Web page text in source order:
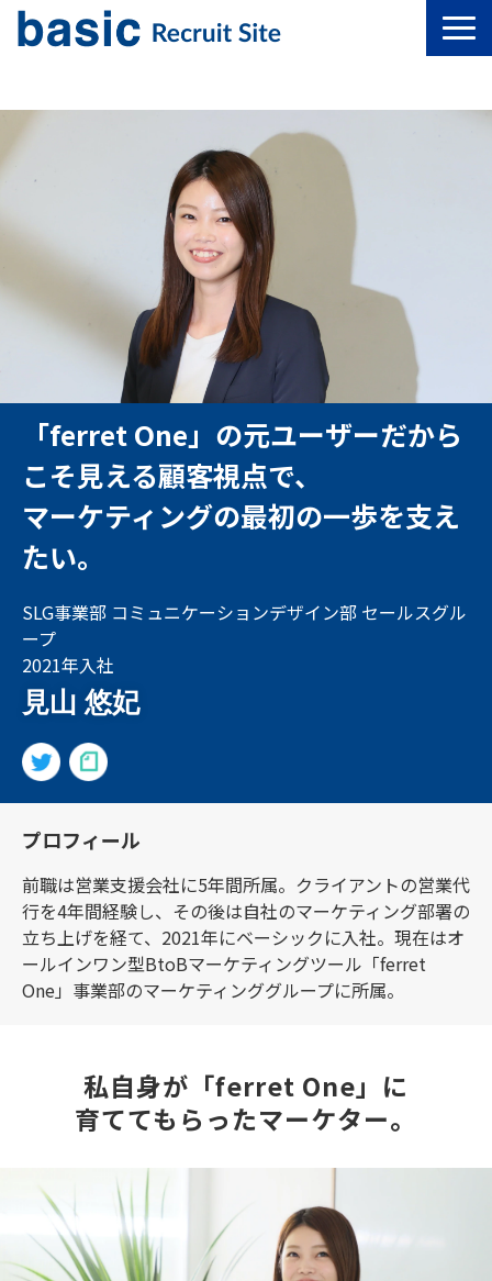
メンバー紹介
「ferret One」の元ユーザーだから
こそ見える顧客視点で、
マーケティングの最初の一歩を支え
たい。
SLG事業部 コミュニケーションデザイン部 セールスグル
ープ
2021年入社
見山 悠妃
プロフィール
前職は営業支援会社に5年間所属。クライアントの営業代
行を4年間経験し、その後は自社のマーケティング部署の
立ち上げを経て、2021年にベーシックに入社。現在はオ
ールインワン型BtoBマーケティングツール「ferret
One」事業部のマーケティンググループに所属。
私自身が「ferret One」に
育ててもらったマーケター。